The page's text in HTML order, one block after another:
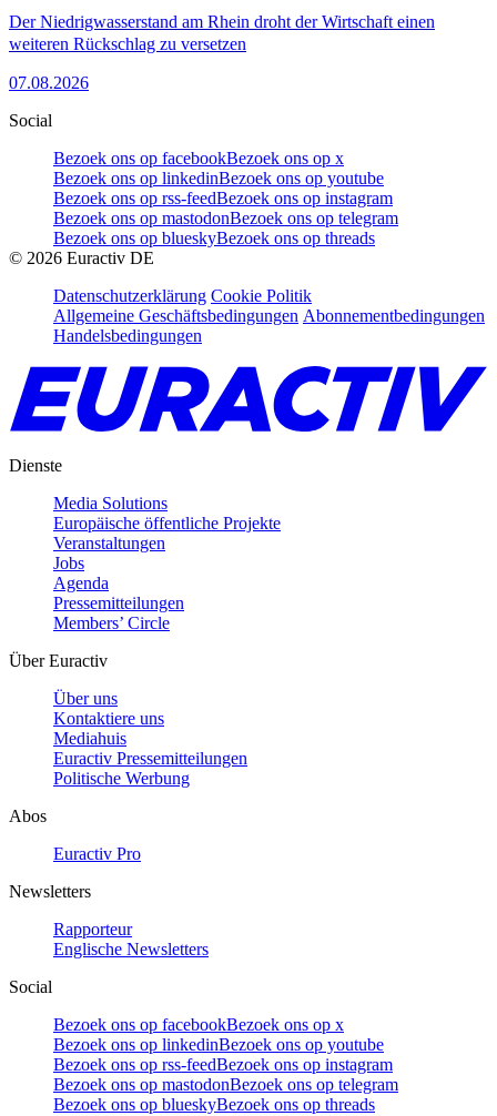
Der Niedrigwasserstand am Rhein droht der Wirtschaft einen
weiteren Rückschlag zu versetzen
07.08.2026
Social
Bezoek ons op facebookBezoek ons op x
Bezoek ons op linkedinBezoek ons op youtube
Bezoek ons op rss-feedBezoek ons op instagram
Bezoek ons op mastodonBezoek ons op telegram
Bezoek ons op blueskyBezoek ons op threads
© 2026 Euractiv DE
Datenschutzerklärung Cookie Politik
Allgemeine Geschäftsbedingungen Abonnementbedingungen
Handelsbedingungen
Dienste
Media Solutions
Europäische öffentliche Projekte
Veranstaltungen
Jobs
Agenda
Pressemitteilungen
Members’ Circle
Über Euractiv
Über uns
Kontaktiere uns
Mediahuis
Euractiv Pressemitteilungen
Politische Werbung
Abos
Euractiv Pro
Newsletters
Rapporteur
Englische Newsletters
Social
Bezoek ons op facebookBezoek ons op x
Bezoek ons op linkedinBezoek ons op youtube
Bezoek ons op rss-feedBezoek ons op instagram
Bezoek ons op mastodonBezoek ons op telegram
Bezoek ons op blueskyBezoek ons op threads